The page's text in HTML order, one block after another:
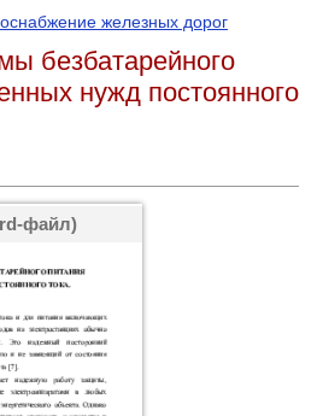
железных дорог
безбатарейного
нужд постоянного
файл)